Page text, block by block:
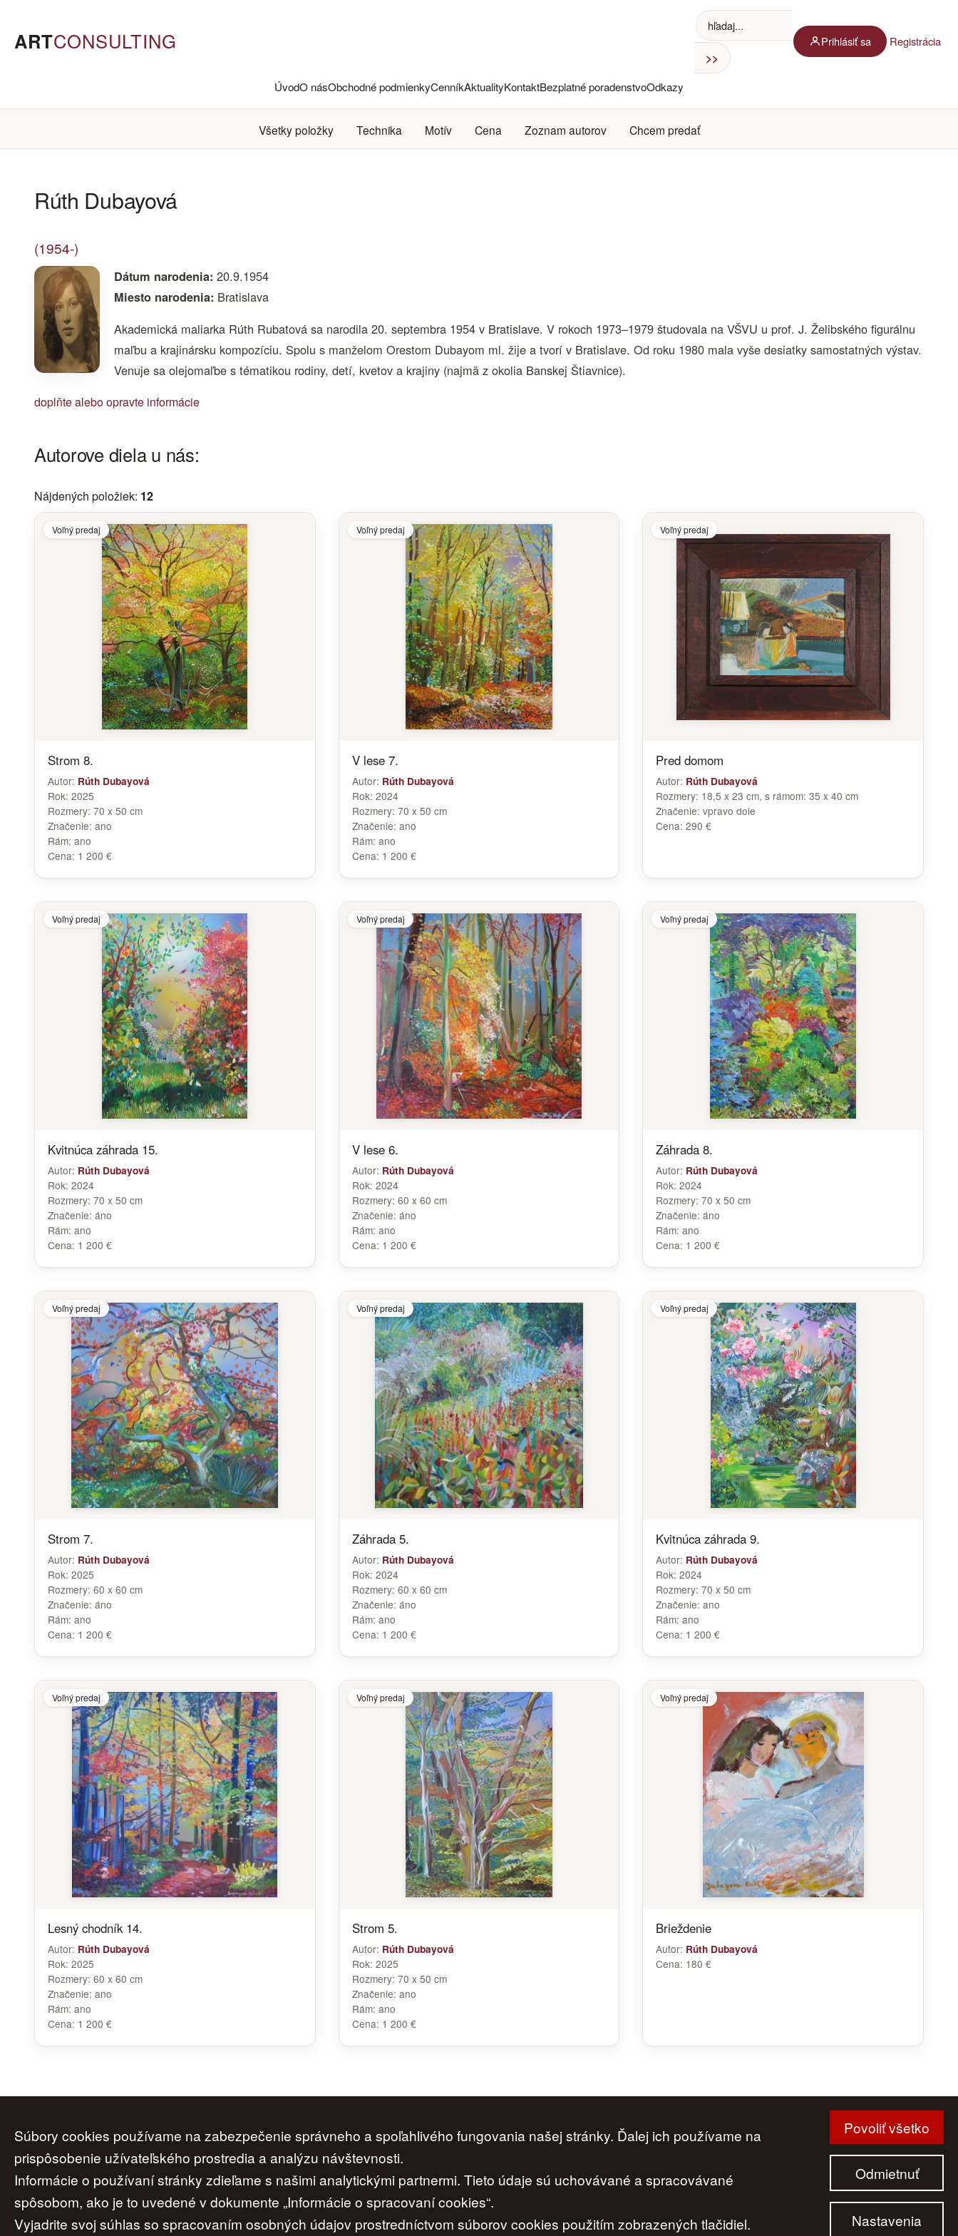
ARTCONSULTING
ÚvodO násObchodné podmienkyCenníkAktualityKontaktBezplatné poradenstvoOdkazy
Prihlásiť sa Registrácia
Všetky položky Technika Motív Cena Zoznam autorov Chcem predať
Rúth Dubayová
(1954-)
Dátum narodenia: 20.9.1954
Miesto narodenia: Bratislava
Akademická maliarka Rúth Rubatová sa narodila 20. septembra 1954 v Bratislave. V rokoch 1973–1979 študovala na VŠVU u prof. J. Želibského figurálnu
maľbu a krajinársku kompozíciu. Spolu s manželom Orestom Dubayom ml. žije a tvorí v Bratislave. Od roku 1980 mala vyše desiatky samostatných výstav.
Venuje sa olejomaľbe s tématikou rodiny, detí, kvetov a krajiny (najmä z okolia Banskej Štiavnice).
doplňte alebo opravte informácie
Autorove diela u nás:
Nájdených položiek: 12
Voľný predaj
Strom 8.
Autor: Rúth Dubayová
Rok: 2025
Rozmery: 70 x 50 cm
Značenie: ano
Rám: ano
Cena: 1 200 €
Voľný predaj
V lese 7.
Autor: Rúth Dubayová
Rok: 2024
Rozmery: 70 x 50 cm
Značenie: ano
Rám: ano
Cena: 1 200 €
Voľný predaj
Pred domom
Autor: Rúth Dubayová
Rozmery: 18,5 x 23 cm, s rámom: 35 x 40 cm
Značenie:vpravo dole
Cena: 290 €
Voľný predaj
Kvitnúca záhrada 15.
Autor: Rúth Dubayová
Rok: 2024
Rozmery: 70 x 50 cm
Značenie: áno
Rám: ano
Cena: 1 200 €
Voľný predaj
V lese 6.
Autor: Rúth Dubayová
Rok: 2024
Rozmery: 60 x 60 cm
Značenie: áno
Rám: ano
Cena: 1 200 €
Voľný predaj
Záhrada 8.
Autor: Rúth Dubayová
Rok:2024
Rozmery:70 x 50 cm
Značenie:áno
Rám:ano
Cena: 1 200 €
Voľný predaj
Strom 7.
Autor: Rúth Dubayová
Rok: 2025
Rozmery: 60 x 60 cm
Značenie: áno
Rám: ano
Cena: 1 200 €
Voľný predaj
Záhrada 5.
Autor: Rúth Dubayová
Rok: 2024
Rozmery: 60 x 60 cm
Značenie: áno
Rám: ano
Cena: 1 200 €
Voľný predaj
Kvitnúca záhrada 9.
Autor: Rúth Dubayová
Rok:2024
Rozmery:70 x 50 cm
Značenie:ano
Rám:ano
Cena: 1 200 €
Voľný predaj
Lesný chodník 14.
Autor: Rúth Dubayová
Rok: 2025
Rozmery: 60 x 60 cm
Značenie: ano
Rám: ano
Cena: 1 200 €
Voľný predaj
Strom 5.
Autor: Rúth Dubayová
Rok: 2025
Rozmery: 70 x 50 cm
Značenie: ano
Rám: ano
Cena: 1 200 €
Voľný predaj
Brieždenie
Autor: Rúth Dubayová
Cena: 180 €
Úvod | O nás | Obchodné podmienky | Ochrana osobných údajov Odkazy
© 2006-2026 ART CONSULTING, Všetky práva vyhradené
Súbory cookies používame na zabezpečenie správneho a spoľahlivého fungovania našej stránky. Ďalej ich používame na
prispôsobenie užívateľského prostredia a analýzu návštevnosti.
Informácie o používaní stránky zdieľame s našimi analytickými partnermi. Tieto údaje sú uchovávané a spracovávané
spôsobom, ako je to uvedené v dokumente „Informácie o spracovaní cookies“.
Vyjadrite svoj súhlas so spracovaním osobných údajov prostredníctvom súborov cookies použitím zobrazených tlačidiel.
Povoliť všetko
Odmietnuť
Nastavenia